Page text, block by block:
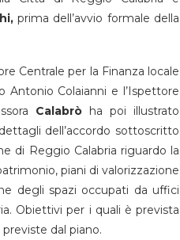
prima dell’avvio formale della
Centrale per la Finanza locale
Colaianni e l’Ispettore
Calabròha poi illustrato
dell’accordo sottoscritto
di Reggio Calabria riguardo la
piani di valorizzazione
degli spazi occupati da uffici
Obiettivi per i quali è prevista
dal piano.